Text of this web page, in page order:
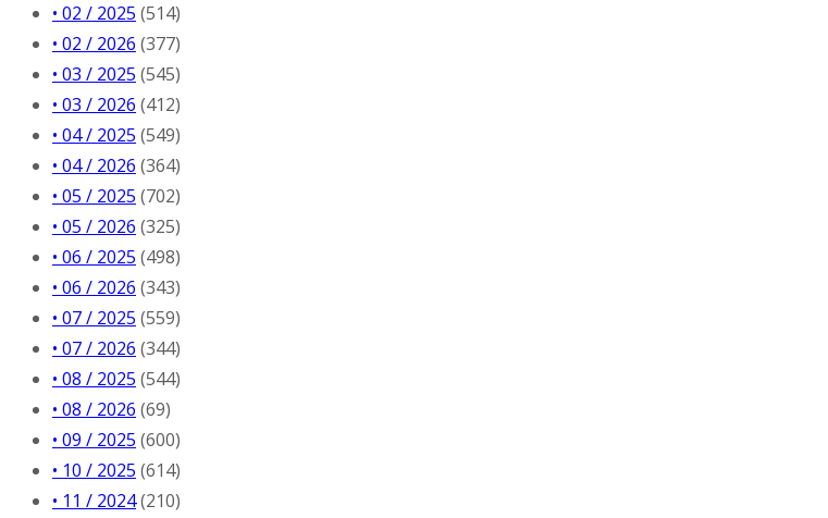
• 02 / 2025 (514)
• 02 / 2026 (377)
• 03 / 2025 (545)
• 03 / 2026 (412)
• 04 / 2025 (549)
• 04 / 2026 (364)
• 05 / 2025 (702)
• 05 / 2026 (325)
• 06 / 2025 (498)
• 06 / 2026 (343)
• 07 / 2025 (559)
• 07 / 2026 (344)
• 08 / 2025 (544)
• 08 / 2026 (69)
• 09 / 2025 (600)
• 10 / 2025 (614)
• 11 / 2024(210)